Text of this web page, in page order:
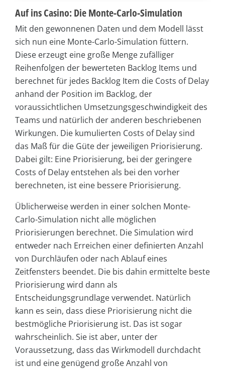
Auf ins Casino: Die Monte-Carlo-Simulation
Mit den gewonnenen Daten und dem Modell lässt
sich nun eine Monte-Carlo-Simulation füttern.
Diese erzeugt eine große Menge zufälliger
Reihenfolgen der bewerteten Backlog Items und
berechnet für jedes Backlog Item die Costs of Delay
anhand der Position im Backlog, der
voraussichtlichen Umsetzungsgeschwindigkeit des
Teams und natürlich der anderen beschriebenen
Wirkungen. Die kumulierten Costs of Delay sind
das Maß für die Güte der jeweiligen Priorisierung.
Dabei gilt: Eine Priorisierung, bei der geringere
Costs of Delay entstehen als bei den vorher
berechneten, ist eine bessere Priorisierung.
Üblicherweise werden in einer solchen Monte-
Carlo-Simulation nicht alle möglichen
Priorisierungen berechnet. Die Simulation wird
entweder nach Erreichen einer definierten Anzahl
von Durchläufen oder nach Ablauf eines
Zeitfensters beendet. Die bis dahin ermittelte beste
Priorisierung wird dann als
Entscheidungsgrundlage verwendet. Natürlich
kann es sein, dass diese Priorisierung nicht die
bestmögliche Priorisierung ist. Das ist sogar
wahrscheinlich. Sie ist aber, unter der
Voraussetzung, dass das Wirkmodell durchdacht
ist und eine genügend große Anzahl von